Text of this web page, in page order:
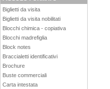
Biglietti da visita
Biglietti da visita nobilitati
Blocchi chimica - copiativa
Blocchi madrefiglia
Block notes
Braccialetti identificativi
Brochure
Buste commerciali
Carta intestata